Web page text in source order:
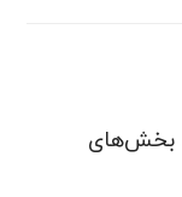
بخش‌های